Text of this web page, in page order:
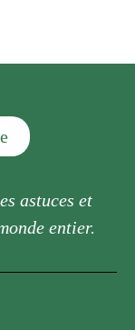
astuces et
entier.